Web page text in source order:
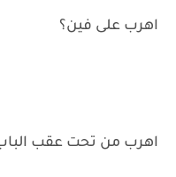
اهرب على فين؟
اهرب من تحت عقب